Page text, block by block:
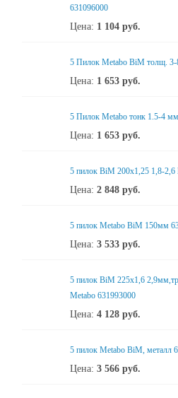
631096000
Цена: 1 104 руб.
5 Пилок Metabo BiM толщ.
Цена: 1 653 руб.
5 Пилок Metabo тонк 1.5-4
Цена: 1 653 руб.
5 пилок BiM 200x1,25 1,8-2,6
Цена: 2 848 руб.
5 пилок Metabo BiM 150мм
Цена: 3 533 руб.
5 пилок BiM 225x1,6
Metabo 631993000
Цена: 4 128 руб.
5 пилок Metabo BiM, металл
Цена: 3 566 руб.